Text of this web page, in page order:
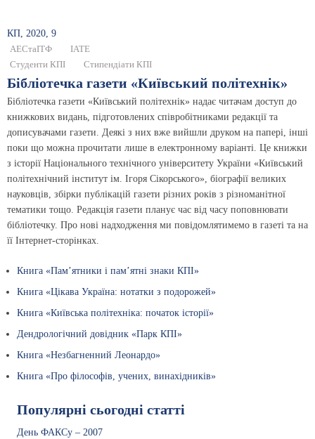
КП, 2020, 9
АЕСтаІТФ
ІАТЕ
Студенти КПІ
Стипендіати КПІ
Бібліотечка газети «Київський політехнік»
Бібліотечка газети «Київський політехнік» надає читачам доступ до
книжкових видань, підготовлених співробітниками редакції та
дописувачами газети. Деякі з них вже вийшли друком на папері, інші
поки що можна прочитати лише в електронному варіанті. Це книжки
з історії Національного технічного університету України «Київський
політехнічний інститут ім. Ігоря Сікорського», біографії великих
науковців, збірки публікацій газети різних років з різноманітної
тематики тощо. Редакція газети планує час від часу поповнювати
бібліотечку. Про нові надходження ми повідомлятимемо в газеті та на
її Інтернет-сторінках.
Книга «Пам’ятники і пам’ятні знаки КПІ»
Книга «Цікава Україна: нотатки з подорожей»
Книга «Київська політехніка: початок історії»
Дендрологічний довідник «Парк КПІ»
Книга «Незбагненний Леонардо»
Книга «Про філософів, учених, винахідників»
Популярні сьогодні статті
День ФАКСу – 2007